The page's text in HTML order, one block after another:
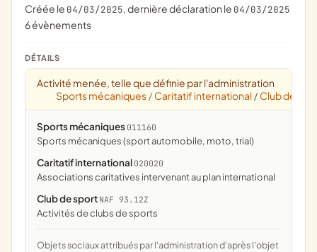
Créée le 04/03/2025, dernière déclaration le 04/03/2025
6 évènements
DÉTAILS
Activité menée, telle que définie par l'administration
Sports mécaniques / Caritatif international / Club de
Sports mécaniques 011160
Sports mécaniques (sport automobile, moto, trial)
Caritatif international 020020
associations caritatives intervenant au plan international
Club de sport NAF 93.12Z
Activités de clubs de sports
Objets sociaux attribués par l'administration d'après l'objet